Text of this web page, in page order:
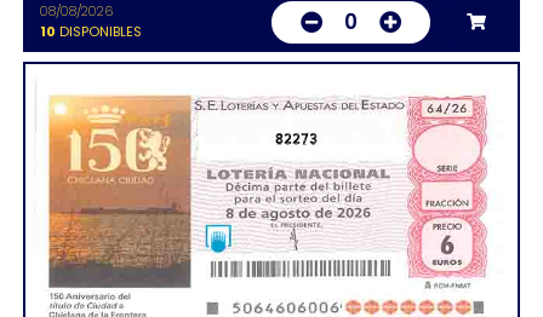
08/08/2026
10 DISPONIBLES 0
82273